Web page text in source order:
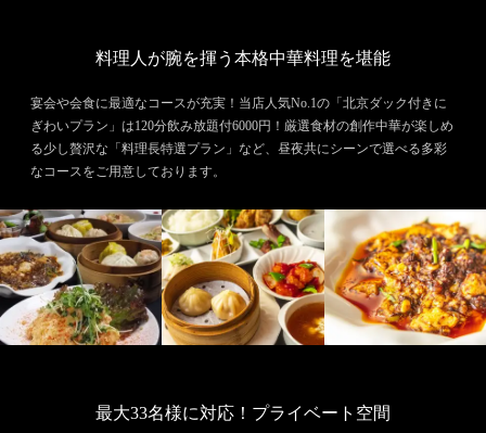
料理人が腕を揮う本格中華料理を堪能
宴会や会食に最適なコースが充実！当店人気No.1の「北京ダック付きに
ぎわいプラン」は120分飲み放題付6000円！厳選食材の創作中華が楽しめ
る少し贅沢な「料理長特選プラン」など、昼夜共にシーンで選べる多彩
なコースをご用意しております。
最大33名様に対応！プライベート空間